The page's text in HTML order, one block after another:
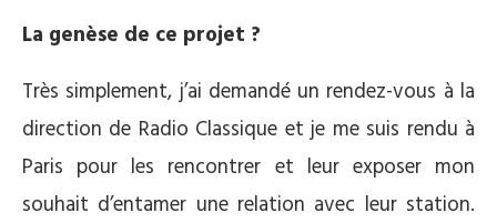
La genèse de ce projet ?
Très simplement, j’ai demandé un rendez-vous à la
direction de Radio Classique et je me suis rendu à
Paris pour les rencontrer et leur exposer mon
souhait d’entamer une relation avec leur station.